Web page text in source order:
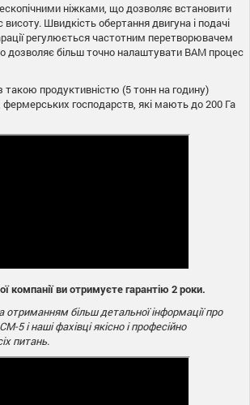
ніжками, що дозволяє встановити
висоту. Швидкість обертання двигуна і подачі
регулюється частотним перетворювачем
дозволяє більш точно налаштувати ВАМ процес
такою продуктивністю (5 тонн на годину)
фермерських господарств, які мають до 200 Га
компанії ви отримуєте гарантію 2 роки.
більш детальної інформації про
5 і наші фахівці якісно і професійно
питань.